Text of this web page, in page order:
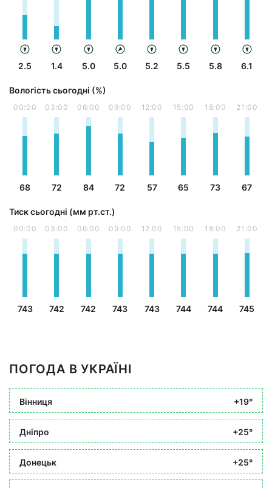
2.5 1.4 5.0 5.0 5.2 5.5 5.8 6.1
Вологість сьогодні (%)
00:00
68
03:00
72
06:00
84
09:00
72
12:00
57
15:00
65
18:00
73
21:00
67
Тиск сьогодні (мм рт.ст.)
00:00
743
03:00
742
06:00
742
09:00
743
12:00
743
15:00
744
18:00
744
21:00
745
ПОГОДА В УКРАЇНІ
Вінниця +19°
Дніпро +25°
Донецьк +25°